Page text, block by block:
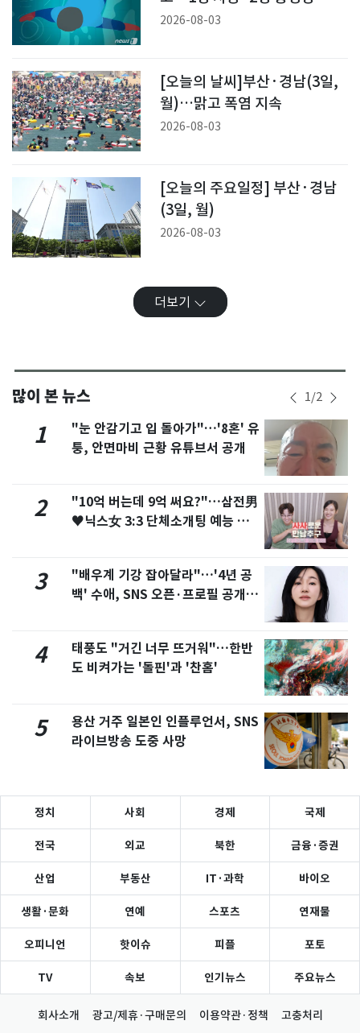
2026-08-03
[오늘의 날씨]부산·경남(3일,
월)…맑고 폭염 지속
2026-08-03
[오늘의 주요일정] 부산·경남
(3일, 월)
2026-08-03
더보기
많이 본 뉴스 1/2
1
"눈 안감기고 입 돌아가"…'8혼' 유
퉁, 안면마비 근황 유튜브서 공개
2
"10억 버는데 9억 써요?"…삼전男
♥닉스女 3:3 단체소개팅 예능 화
3
"배우계 기강 잡아달라"…'4년 공
백' 수애, SNS 오픈·프로필 공개
4
태풍도 "거긴 너무 뜨거워"…한반
도 비켜가는 '돌핀'과 '찬홈'
5
용산 거주 일본인 인플루언서, SNS
라이브방송 도중 사망
정치 사회 경제 국제
전국 외교 북한 금융·증권
산업 부동산 IT·과학 바이오
생활·문화 연예 스포츠 연재물
오피니언 핫이슈 피플 포토
TV 속보 인기뉴스 주요뉴스
회사소개 광고/제휴·구매문의 이용약관·정책 고충처리